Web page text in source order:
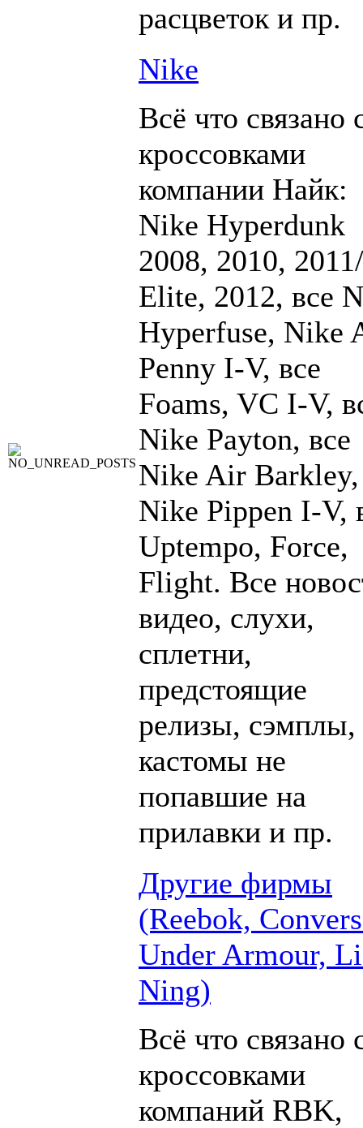
расцветок и пр.
Nike
Всё что связано
кроссовками
компании Найк:
Nike Hyperdunk
2008, 2010, 2011/
Elite, 2012, все
Hyperfuse, Nike
Penny I-V, все
Foams, VC I-V,
Nike Payton, все
Nike Air Barkley,
Nike Pippen I-V,
Uptempo, Force,
Flight. Все
видео, слухи,
сплетни,
предстоящие
релизы, сэмплы,
кастомы не
попавшие на
прилавки и пр.
Другие фирмы
(Reebok,
Under Armour,
Ning)
Всё что связано
кроссовками
компаний RBK,